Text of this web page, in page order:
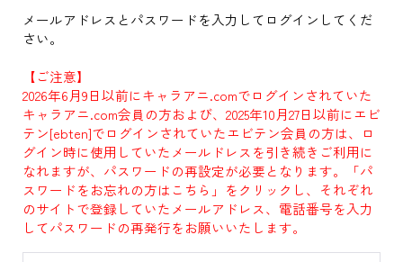
メールアドレスとパスワードを入力してログインしてくだ
さい。
【ご注意】
2026年6月9日以前にキャラアニ.comでログインされていた
キャラアニ.com会員の方および、2025年10月27日以前にエビ
テン[ebten]でログインされていたエビテン会員の方は、ロ
グイン時に使用していたメールドレスを引き続きご利用に
なれますが、パスワードの再設定が必要となります。「パ
スワードをお忘れの方はこちら」をクリックし、それぞれ
のサイトで登録していたメールアドレス、電話番号を入力
してパスワードの再発行をお願いいたします。